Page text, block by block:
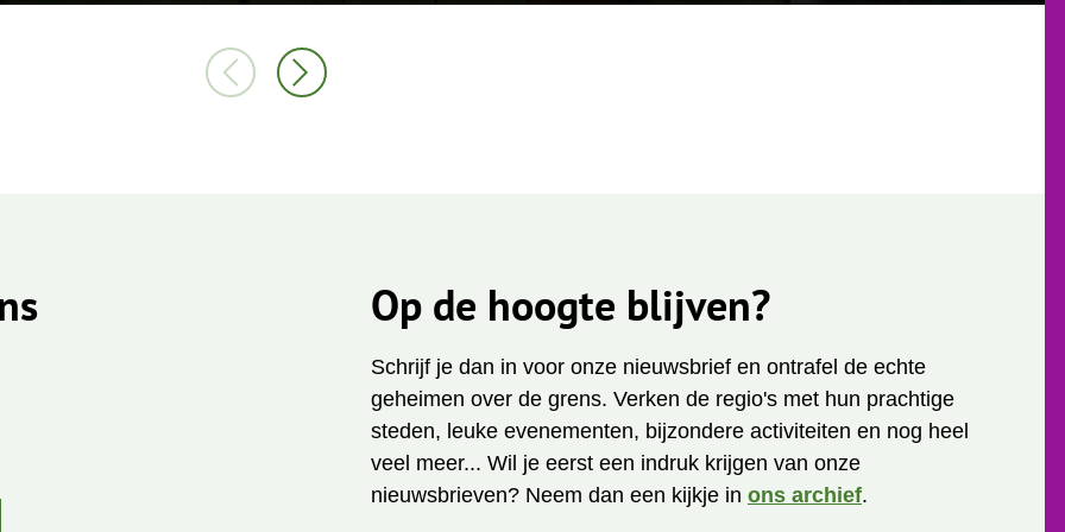
Op de hoogte blijven?
Schrijf je dan in voor onze nieuwsbrief en ontrafel de echte
geheimen over de grens. Verken de regio's met hun prachtige
steden, leuke evenementen, bijzondere activiteiten en nog heel
veel meer... Wil je eerst een indruk krijgen van onze
nieuwsbrieven? Neem dan een kijkje in ons archief.